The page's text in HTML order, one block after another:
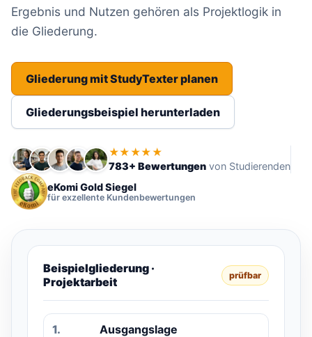
Ergebnis und Nutzen gehören als Projektlogik in
die Gliederung.
Gliederung mit StudyTexter planen
Gliederungsbeispiel herunterladen
★★★★★
783+ Bewertungen von Studierenden
eKomi Gold Siegel
für exzellente Kundenbewertungen
Beispielgliederung ·
Projektarbeit
prüfbar
1.
Ausgangslage